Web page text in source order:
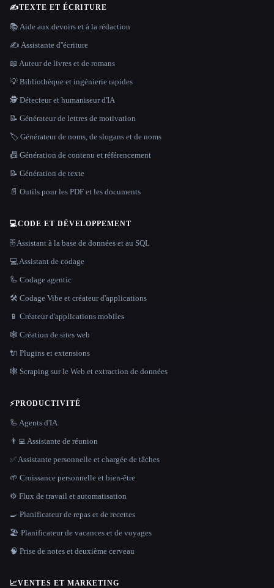
✍️TEXTE ET ÉCRITURE
📚 Aide aux devoirs et à la rédaction
✍️ Assistante d''écriture
📖 Auteur de livres et de romans
💡 Bibliothèque et ingénierie rapides
🕵️ Détecteur et humaniseur d'IA
📝 Générateur de lettres de motivation
🏷️ Générateur de noms, de slogans et de noms
📠 Génération de contenu et référencement
📝 Génération de texte
📄 Outils pour les PDF et les documents
💻CODE ET DÉVELOPPEMENT
🗄️ Assistant à la base de données et au SQL
💻 Assistant de codage
🦾 Codage agentic
🛠️ Codage Vibe et créateur d'applications
📱 Créateur d'applications mobiles
🕸 Création de sites web
🔌 Plugins et extensions
🕸️ Scraping sur le Web et extraction de données
⚡PRODUCTIVITÉ
🦾 Agents d'IA
👨‍💻 Assistante de réunion
✅ Assistante personnelle et chargée de tâches
🌱 Croissance personnelle et bien-être
⚙️ Flux de travail et automatisation
🍳 Planificateur de repas et de recettes
🏖 Planificateur de vacances et de voyages
🧠 Prise de notes et deuxième cerveau
📈VENTES ET MARKETING